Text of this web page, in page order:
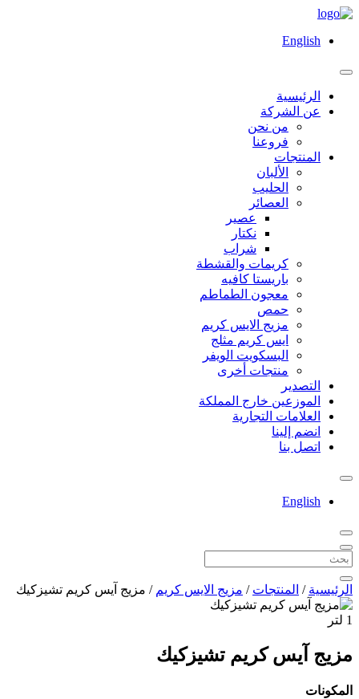
English
الرئيسية
عن الشركة
من نحن
فروعنا
المنتجات
الألبان
الحليب
العصائر
عصير
نكتار
شراب
كريمات والقشطة
باريستا كافيه
معجون الطماطم
حمص
مزيج الايس كريم
ايس كريم مثلج
البسكويت الويفر
منتجات أخرى
التصدير
الموزعين خارج المملكة
العلامات التجارية
انضم إلينا
اتصل بنا
English
الرئيسية / المنتجات / مزيج الايس كريم / مزيج آيس كريم تشيزكيك
1 لتر
مزيج آيس كريم تشيزكيك
المكونات